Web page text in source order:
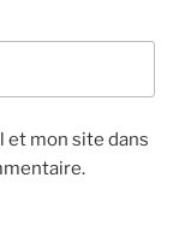
et mon site dans